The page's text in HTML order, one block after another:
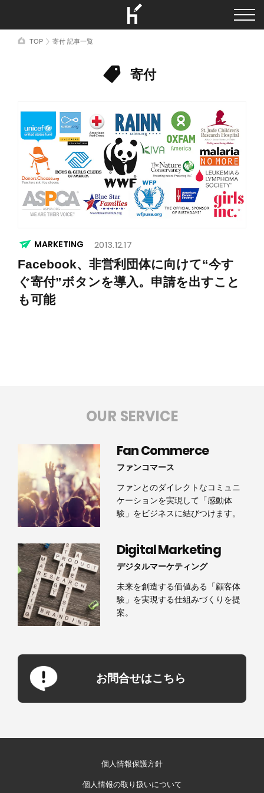
寄付
TOP 寄付 記事一覧
MARKETING 2013.12.17
Facebook、非営利団体に向けて“今す
ぐ寄付”ボタンを導入。申請を出すこと
も可能
OUR SERVICE
Fan Commerce
ファンコマース
ファンとのダイレクトなコミュニ
ケーションを実現して「感動体
験」をビジネスに結びつけます。
Digital Marketing
デジタルマーケティング
未来を創造する価値ある「顧客体
験」を実現する仕組みづくりを提
案。
お問合せはこちら
個人情報保護方針
個人情報の取り扱いについて